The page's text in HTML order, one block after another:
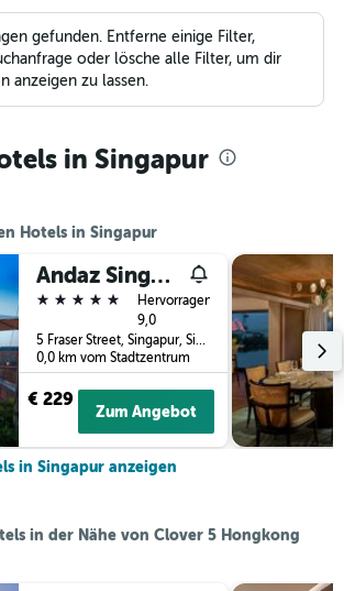
gefunden. Entferne einige Filter,
oder lösche alle Filter, um dir
anzeigen zu lassen.
in Singapur
Hotels in Singapur
Andaz Singapore - a concept by Hyatt
5 Sterne
Hervorragend
9,0
5 Fraser Street, Singapur, Singapur
0,0 km vom Stadtzentrum
€ 229
Zum Angebot
in Singapur anzeigen
in der Nähe von Clover 5 Hongkong